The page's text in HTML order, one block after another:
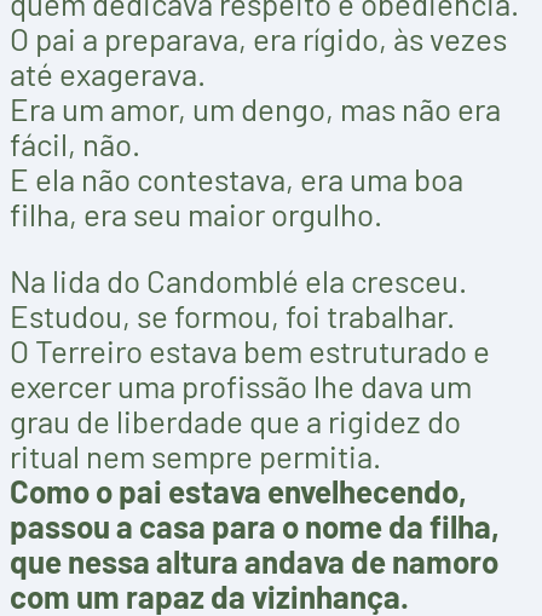
O pai a preparava, era rígido, às vezes
até exagerava.
Era um amor, um dengo, mas não era
fácil, não.
E ela não contestava, era uma boa
filha, era seu maior orgulho.
Na lida do Candomblé ela cresceu.
Estudou, se formou, foi trabalhar.
O Terreiro estava bem estruturado e
exercer uma profissão lhe dava um
grau de liberdade que a rigidez do
ritual nem sempre permitia.
Como o pai estava envelhecendo,
passou a casa para o nome da filha,
que nessa altura andava de namoro
com um rapaz da vizinhança.